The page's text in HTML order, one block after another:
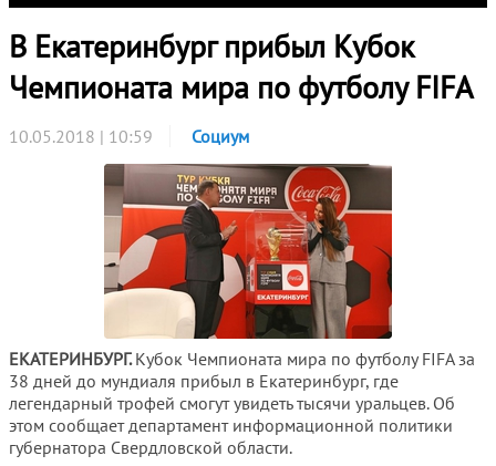
В Екатеринбург прибыл Кубок
Чемпионата мира по футболу FIFA
10.05.2018 | 10:59 Социум
ЕКАТЕРИНБУРГ.Кубок Чемпионата мира по футболу FIFA за
38 дней до мундиаля прибыл в Екатеринбург, где
легендарный трофей смогут увидеть тысячи уральцев. Об
этом сообщает департамент информационной политики
губернатора Свердловской области.